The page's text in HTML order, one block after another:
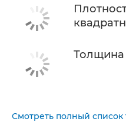
Толщина
Смотреть полный список